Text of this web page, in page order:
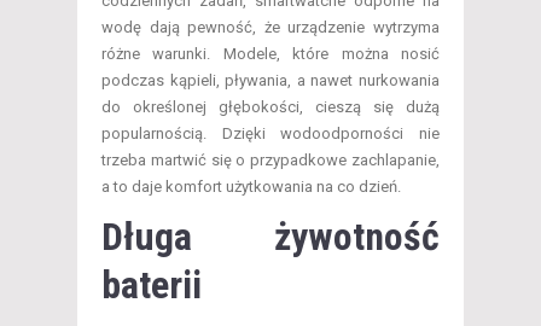
wodę dają pewność, że urządzenie wytrzyma
różne warunki. Modele, które można nosić
podczas kąpieli, pływania, a nawet nurkowania
do określonej głębokości, cieszą się dużą
popularnością. Dzięki wodoodporności nie
trzeba martwić się o przypadkowe zachlapanie,
a to daje komfort użytkowania na co dzień.
Długa żywotność
baterii